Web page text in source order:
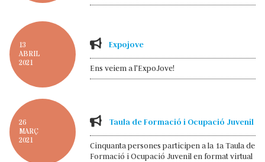
13
ABRIL
2021
Expojove
Ens veiem a l'ExpoJove!
26
MARÇ
2021
Taula de Formació i Ocupació Juvenil
Cinquanta persones participen a la 1a Taula de
Formació i Ocupació Juvenil en format virtual